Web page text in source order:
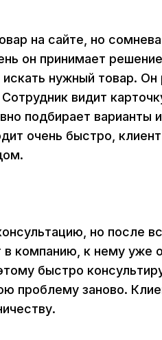
на сайте, но
он принимает
искать нужный товар.
видит
подбирает варианты
очень быстро,
но после
в компанию, к нему уже
быстро
проблему заново.